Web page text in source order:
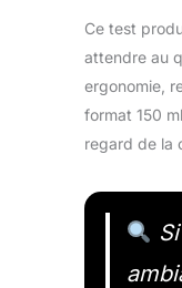
Ce test
attendre au
ergonomie,
format 150
regard de la